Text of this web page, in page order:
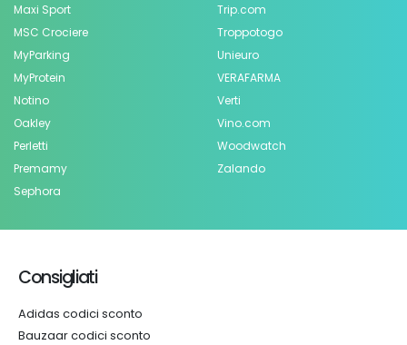
Maxi Sport
MSC Crociere
MyParking
MyProtein
Notino
Oakley
Perletti
Premamy
Sephora
Trip.com
Troppotogo
Unieuro
VERAFARMA
Verti
Vino.com
Woodwatch
Zalando
Consigliati
Adidas codici sconto
Bauzaar codici sconto